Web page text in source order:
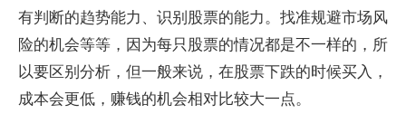
有判断的趋势能力、识别股票的能力。找准规避市场风
险的机会等等，因为每只股票的情况都是不一样的，所
以要区别分析，但一般来说，在股票下跌的时候买入，
成本会更低，赚钱的机会相对比较大一点。